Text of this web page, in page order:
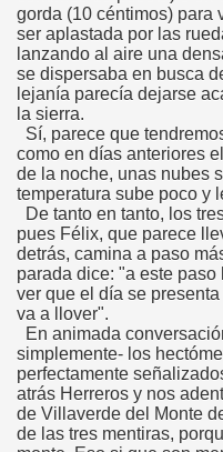
gorda (10 céntimos) para
ser aplastada por las
lanzando al aire una
se dispersaba en busca
lejanía parecía dejarse
la sierra.
Sí, parece que
como en días anteriores
de la noche, unas nubes
temperatura sube poco y
De tanto en tanto, los
pues Félix, que parece
detrás, camina a paso
parada dice: "a este paso
ver que el día se
va a llover".
En animada
simplemente- los
perfectamente
atrás Herreros y nos
de Villaverde del Monte
de las tres mentiras,